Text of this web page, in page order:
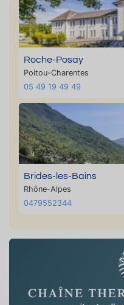
Roche-Posay
Poitou-Charentes
05 49 19 49 49
Brides-les-Bains
Rhône-Alpes
0479552344